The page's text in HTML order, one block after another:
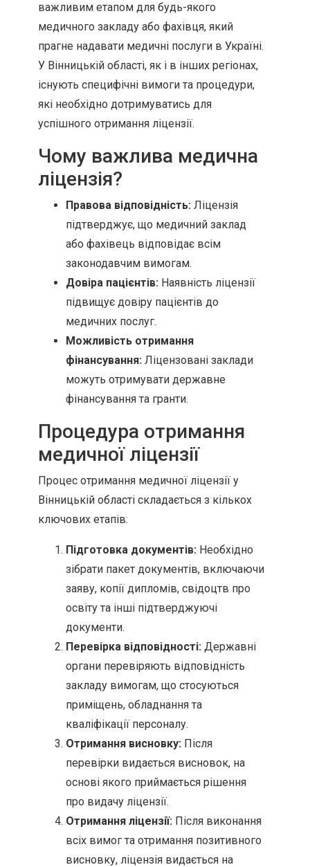
важливим етапом для будь-якого
медичного закладу або фахівця, який
прагне надавати медичні послуги в Україні.
У Вінницькій області, як і в інших регіонах,
існують специфічні вимоги та процедури,
які необхідно дотримуватись для
успішного отримання ліцензії.
Чому важлива медична
ліцензія?
Правова відповідність: Ліцензія
підтверджує, що медичний заклад
або фахівець відповідає всім
законодавчим вимогам.
Довіра пацієнтів: Наявність ліцензії
підвищує довіру пацієнтів до
медичних послуг.
Можливість отримання
фінансування: Ліцензовані заклади
можуть отримувати державне
фінансування та гранти.
Процедура отримання
медичної ліцензії
Процес отримання медичної ліцензії у
Вінницькій області складається з кількох
ключових етапів:
Підготовка документів: Необхідно
зібрати пакет документів, включаючи
заяву, копії дипломів, свідоцтв про
освіту та інші підтверджуючі
документи.
Перевірка відповідності: Державні
органи перевіряють відповідність
закладу вимогам, що стосуються
приміщень, обладнання та
кваліфікації персоналу.
Отримання висновку: Після
перевірки видається висновок, на
основі якого приймається рішення
про видачу ліцензії.
Отримання ліцензії: Після виконання
всіх вимог та отримання позитивного
висновку, ліцензія видається на